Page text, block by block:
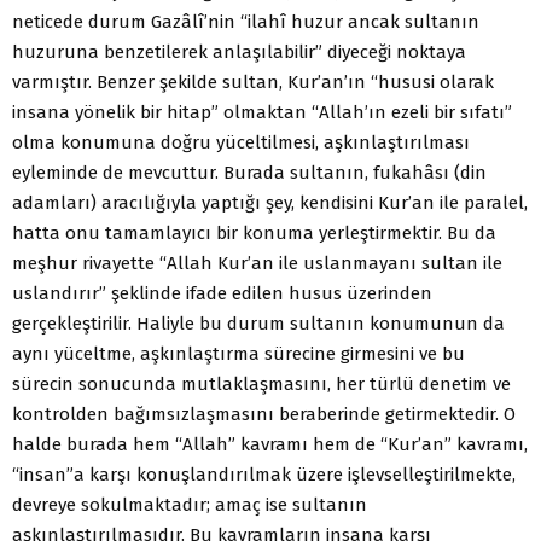
neticede durum Gazâlî’nin “ilahî huzur ancak sultanın
huzuruna benzetilerek anlaşılabilir” diyeceği noktaya
varmıştır. Benzer şekilde sultan, Kur’an’ın “hususi olarak
insana yönelik bir hitap” olmaktan “Allah’ın ezeli bir sıfatı”
olma konumuna doğru yüceltilmesi, aşkınlaştırılması
eyleminde de mevcuttur. Burada sultanın, fukahâsı (din
adamları) aracılığıyla yaptığı şey, kendisini Kur’an ile paralel,
hatta onu tamamlayıcı bir konuma yerleştirmektir. Bu da
meşhur rivayette “Allah Kur’an ile uslanmayanı sultan ile
uslandırır” şeklinde ifade edilen husus üzerinden
gerçekleştirilir. Haliyle bu durum sultanın konumunun da
aynı yüceltme, aşkınlaştırma sürecine girmesini ve bu
sürecin sonucunda mutlaklaşmasını, her türlü denetim ve
kontrolden bağımsızlaşmasını beraberinde getirmektedir. O
halde burada hem “Allah” kavramı hem de “Kur’an” kavramı,
“insan”a karşı konuşlandırılmak üzere işlevselleştirilmekte,
devreye sokulmaktadır; amaç ise sultanın
aşkınlaştırılmasıdır. Bu kavramların insana karşı